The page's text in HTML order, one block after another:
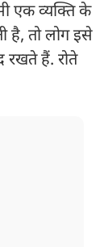
एक व्यक्ति के
है, तो लोग इसे
रखते हैं. रोते